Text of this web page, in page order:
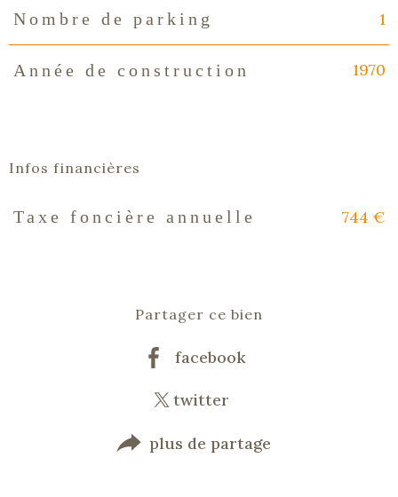
Nombre de parking 1
Année de construction 1970
Infos financières
Caractéristiques Valeurs
Taxe foncière annuelle 744 €
Partager ce bien
facebook
twitter
plus de partage